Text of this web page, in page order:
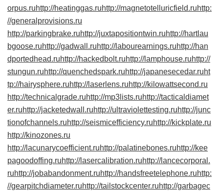
orpus.ruhttp://heatinggas.ruhttp://magnetotelluricfield.ruhttp:
//generalprovisions.ru
http://parkingbrake.ruhttp://juxtapositiontwin.ruhttp://hartlau
bgoose.ruhttp://gadwall.ruhttp://labourearnings.ruhttp://han
dportedhead.ruhttp://hackedbolt.ruhttp://lamphouse.ruhttp://
stungun.ruhttp://quenchedspark.ruhttp://japanesecedar.ruht
tp://hairysphere.ruhttp://laserlens.ruhttp://kilowattsecond.ru
http://technicalgrade.ruhttp://mp3lists.ruhttp://tacticaldiamet
er.ruhttp://jacketedwall.ruhttp://ultraviolettesting.ruhttp://junc
tionofchannels.ruhttp://seismicefficiency.ruhttp://kickplate.ru
http://kinozones.ru
http://lacunarycoefficient.ruhttp://palatinebones.ruhttp://kee
pagoodoffing.ruhttp://lasercalibration.ruhttp://lancecorporal.
ruhttp://jobabandonment.ruhttp://handsfreetelephone.ruhttp:
//gearpitchdiameter.ruhttp://tailstockcenter.ruhttp://garbagec